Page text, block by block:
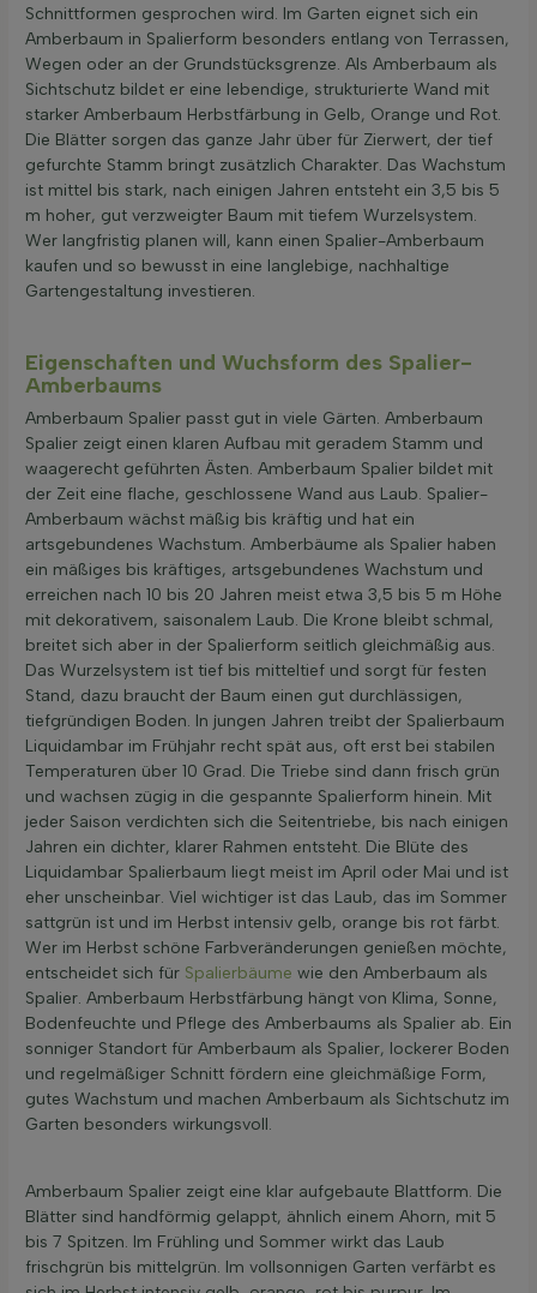
Schnittformen gesprochen wird. Im Garten eignet sich ein
Amberbaum in Spalierform besonders entlang von Terrassen,
Wegen oder an der Grundstücksgrenze. Als Amberbaum als
Sichtschutz bildet er eine lebendige, strukturierte Wand mit
starker Amberbaum Herbstfärbung in Gelb, Orange und Rot.
Die Blätter sorgen das ganze Jahr über für Zierwert, der tief
gefurchte Stamm bringt zusätzlich Charakter. Das Wachstum
ist mittel bis stark, nach einigen Jahren entsteht ein 3,5 bis 5
m hoher, gut verzweigter Baum mit tiefem Wurzelsystem.
Wer langfristig planen will, kann einen Spalier-Amberbaum
kaufen und so bewusst in eine langlebige, nachhaltige
Gartengestaltung investieren.
Eigenschaften und Wuchsform des Spalier-
Amberbaums
Amberbaum Spalier passt gut in viele Gärten. Amberbaum
Spalier zeigt einen klaren Aufbau mit geradem Stamm und
waagerecht geführten Ästen. Amberbaum Spalier bildet mit
der Zeit eine flache, geschlossene Wand aus Laub. Spalier-
Amberbaum wächst mäßig bis kräftig und hat ein
artsgebundenes Wachstum. Amberbäume als Spalier haben
ein mäßiges bis kräftiges, artsgebundenes Wachstum und
erreichen nach 10 bis 20 Jahren meist etwa 3,5 bis 5 m Höhe
mit dekorativem, saisonalem Laub. Die Krone bleibt schmal,
breitet sich aber in der Spalierform seitlich gleichmäßig aus.
Das Wurzelsystem ist tief bis mitteltief und sorgt für festen
Stand, dazu braucht der Baum einen gut durchlässigen,
tiefgründigen Boden. In jungen Jahren treibt der Spalierbaum
Liquidambar im Frühjahr recht spät aus, oft erst bei stabilen
Temperaturen über 10 Grad. Die Triebe sind dann frisch grün
und wachsen zügig in die gespannte Spalierform hinein. Mit
jeder Saison verdichten sich die Seitentriebe, bis nach einigen
Jahren ein dichter, klarer Rahmen entsteht. Die Blüte des
Liquidambar Spalierbaum liegt meist im April oder Mai und ist
eher unscheinbar. Viel wichtiger ist das Laub, das im Sommer
sattgrün ist und im Herbst intensiv gelb, orange bis rot färbt.
Wer im Herbst schöne Farbveränderungen genießen möchte,
entscheidet sich für Spalierbäume wie den Amberbaum als
Spalier. Amberbaum Herbstfärbung hängt von Klima, Sonne,
Bodenfeuchte und Pflege des Amberbaums als Spalier ab. Ein
sonniger Standort für Amberbaum als Spalier, lockerer Boden
und regelmäßiger Schnitt fördern eine gleichmäßige Form,
gutes Wachstum und machen Amberbaum als Sichtschutz im
Garten besonders wirkungsvoll.
Amberbaum Spalier zeigt eine klar aufgebaute Blattform. Die
Blätter sind handförmig gelappt, ähnlich einem Ahorn, mit 5
bis 7 Spitzen. Im Frühling und Sommer wirkt das Laub
frischgrün bis mittelgrün. Im vollsonnigen Garten verfärbt es